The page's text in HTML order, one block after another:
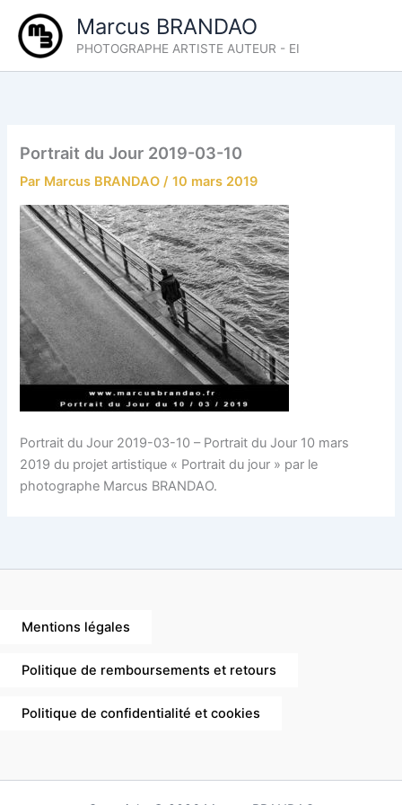
contenu
Marcus BRANDAO
PHOTOGRAPHE ARTISTE AUTEUR - EI
Portrait du Jour 2019-03-10
Par Marcus BRANDAO/10 mars 2019
Portrait du Jour 2019-03-10 – Portrait du Jour 10 mars
2019 du projet artistique « Portrait du jour » par le
photographe Marcus BRANDAO.
Mentions légales
Politique de remboursements et retours
Politique de confidentialité et cookies